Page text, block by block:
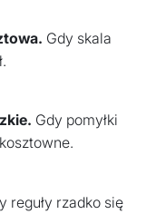
Gdy skala
Gdy pomyłki
reguły rzadko się